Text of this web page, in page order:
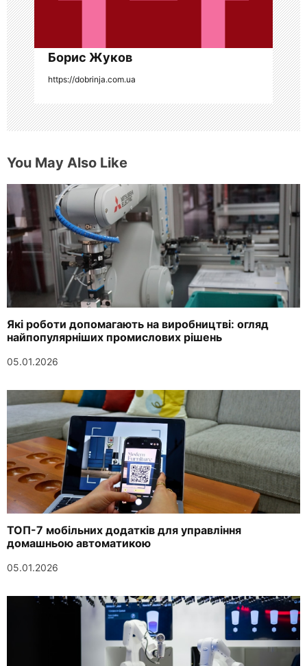
с
я
м
Борис Жуков
https://dobrinja.com.ua
You May Also Like
Які роботи допомагають на виробництві: огляд
найпопулярніших промислових рішень
05.01.2026
ТОП-7 мобільних додатків для управління
домашньою автоматикою
05.01.2026